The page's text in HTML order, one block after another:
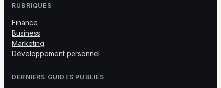
RUBRIQUES
Finance
Business
Marketing
Développement personnel
DERNIERS GUIDES PUBLIÉS